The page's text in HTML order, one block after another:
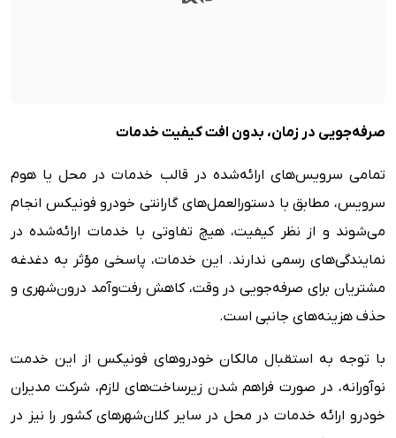
صرفه‌جویی در زمان، بدون افت کیفیت خدمات
تمامی سرویس‌های ارائه‌شده در قالب خدمات در محل یا هوم
سرویس، مطابق با دستورالعمل‌های گارانتی خودرو فونیکس انجام
می‌شوند و از نظر کیفیت، هیچ تفاوتی با خدمات ارائه‌شده در
نمایندگی‌های رسمی ندارند. این خدمات، پاسخی مؤثر به دغدغه
مشتریان برای صرفه‌جویی در وقت، کاهش رفت‌وآمد درون‌شهری و
حذف هزینه‌های جانبی است.
با توجه به استقبال مالکان خودروهای فونیکس از این خدمت
نوآورانه، در صورت فراهم شدن زیرساخت‌های لازم، شرکت مدیران
خودرو ارائه خدمات در محل در سایر کلان‌شهرهای کشور را نیز در